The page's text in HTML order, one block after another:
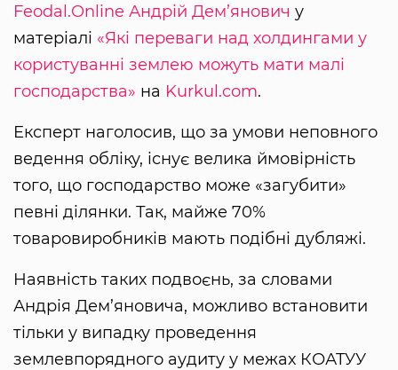
Feodal.Online Андрій Дем’янович у
матеріалі «Які переваги над холдингами у
користуванні землею можуть мати малі
господарства» на Kurkul.com.
Експерт наголосив, що за умови неповного
ведення обліку, існує велика ймовірність
того, що господарство може «загубити»
певні ділянки. Так, майже 70%
товаровиробників мають подібні дубляжі.
Наявність таких подвоєнь, за словами
Андрія Дем’яновича, можливо встановити
тільки у випадку проведення
землевпорядного аудиту у межах КОАТУУ